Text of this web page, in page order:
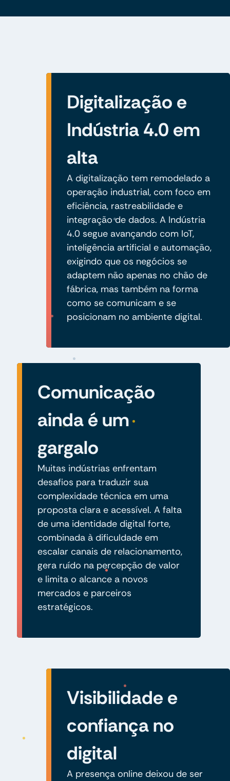
Digitalização e
Indústria 4.0 em
alta
A digitalização tem remodelado a
operação industrial, com foco em
eficiência, rastreabilidade e
integração de dados. A Indústria
4.0 segue avançando com IoT,
inteligência artificial e automação,
exigindo que os negócios se
adaptem não apenas no chão de
fábrica, mas também na forma
como se comunicam e se
posicionam no ambiente digital.
Comunicação
ainda é um
gargalo
Muitas indústrias enfrentam
desafios para traduzir sua
complexidade técnica em uma
proposta clara e acessível. A falta
de uma identidade digital forte,
combinada à dificuldade em
escalar canais de relacionamento,
gera ruído na percepção de valor
e limita o alcance a novos
mercados e parceiros
estratégicos.
Visibilidade e
confiança no
digital
A presença online deixou de ser